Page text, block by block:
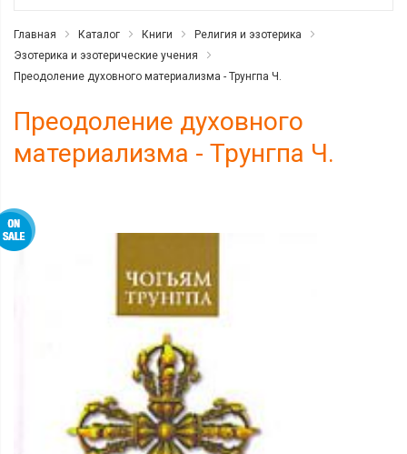
Главная Каталог Книги
Религия и эзотерика
Эзотерика и эзотерические учения
Преодоление духовного материализма - Трунгпа Ч.
Преодоление духовного
материализма - Трунгпа Ч.